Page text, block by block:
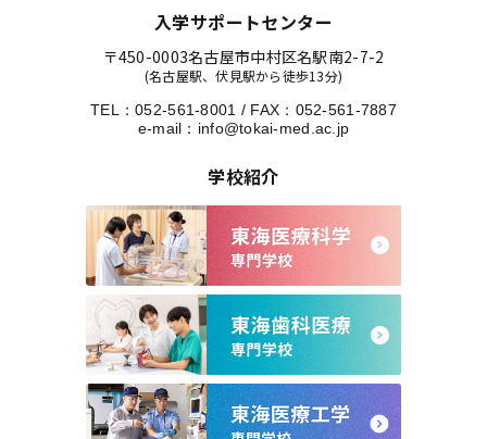
入学サポートセンター
〒450-0003名古屋市中村区名駅南2-7-2
(名古屋駅、伏見駅から徒歩13分)
TEL：052-561-8001 / FAX：052-561-7887
e-mail： info@tokai-med.ac.jp
学校紹介